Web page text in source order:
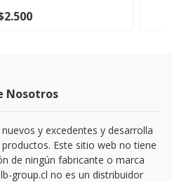
Nosotros
y excedentes y desarrolla
Este sitio web no tiene
de ningún fabricante o marca
group.cl no es un distribuidor